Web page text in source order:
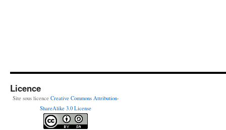
Licence
Site sous licence Creative Commons Attribution-
ShareAlike 3.0 License